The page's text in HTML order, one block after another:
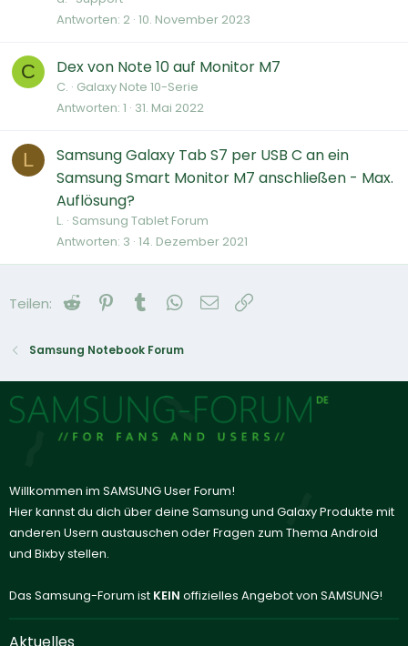
Antworten 2 10. November 2023
C Dex von Note 10 auf Monitor M7
C. Galaxy Note 10-Serie
Antworten 1 31. Mai 2022
L
Samsung Galaxy Tab S7 per USB C an ein
Samsung Smart Monitor M7 anschließen - Max.
Auflösung?
L. Samsung Tablet Forum
Antworten 3 14. Dezember 2021
Teilen: Reddit Pinterest
Tumblr WhatsApp
E-Mail
Samsung Notebook Forum
Willkommen im SAMSUNG User Forum!
Hier kannst du dich über deine Samsung und Galaxy Produkte mit
anderen Usern austauschen oder Fragen zum Thema Android
und Bixby stellen.
Das Samsung-Forum ist KEIN offizielles Angebot von SAMSUNG!